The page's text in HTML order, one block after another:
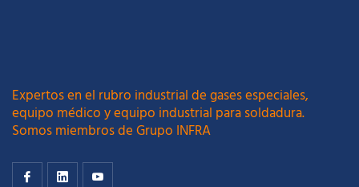
Expertos en el rubro industrial de gases especiales,
equipo médico y equipo industrial para soldadura.
Somos miembros de Grupo INFRA